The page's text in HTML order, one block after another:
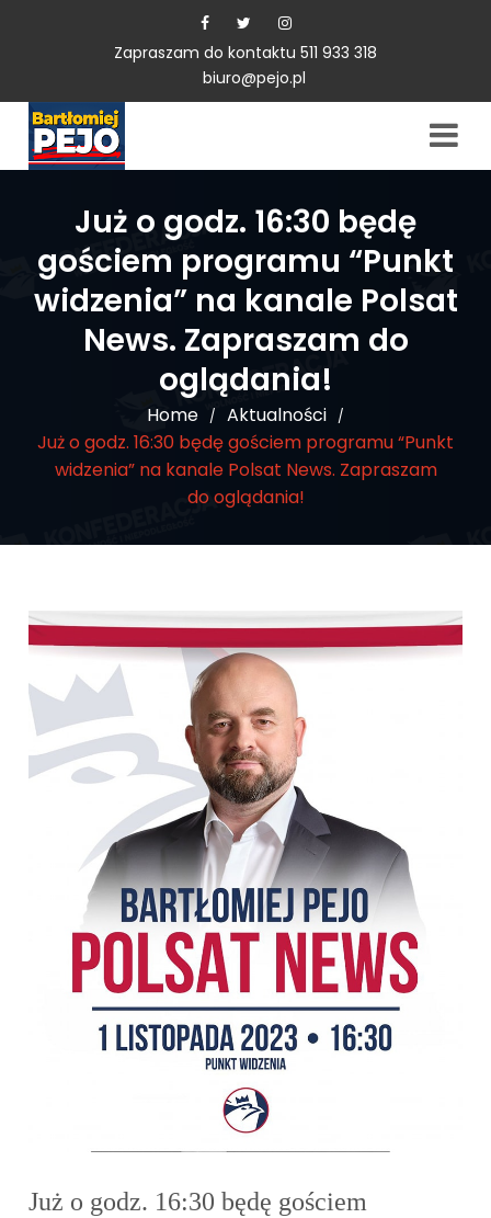
Zapraszam do kontaktu 511 933 318
biuro@pejo.pl
Już o godz. 16:30 będę
gościem programu “Punkt
widzenia” na kanale Polsat
News. Zapraszam do
oglądania!
Home / Aktualności /
Już o godz. 16:30 będę gościem programu “Punkt
widzenia” na kanale Polsat News. Zapraszam
do oglądania!
Już o godz. 16:30 będę gościem